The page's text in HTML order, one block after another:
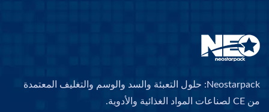
Neostarpack: حلول التعبئة والسد والوسم والتغليف المعتمدة
من CE لصناعات المواد الغذائية والأدوية.